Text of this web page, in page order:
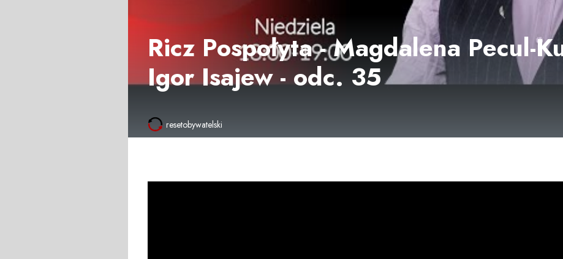
Ricz Pospołyta - Magdalena Pecul-
Igor Isajew - odc. 35
resetobywatelski